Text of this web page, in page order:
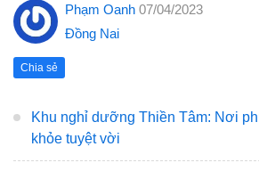
Phạm Oanh 07/04/2023
Đồng Nai
Chia sẻ
Khu nghỉ dưỡng Thiền Tâm: Nơi
khỏe tuyệt vời